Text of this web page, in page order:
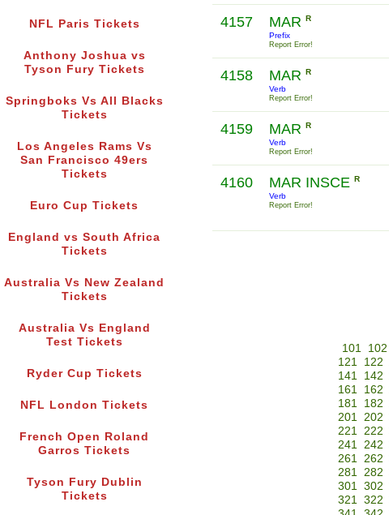
NFL Paris Tickets
Anthony Joshua vs
Tyson Fury Tickets
Springboks Vs All Blacks
Tickets
Los Angeles Rams Vs
San Francisco 49ers
Tickets
Euro Cup Tickets
England vs South Africa
Tickets
Australia Vs New Zealand
Tickets
Australia Vs England
Test Tickets
Ryder Cup Tickets
NFL London Tickets
French Open Roland
Garros Tickets
Tyson Fury Dublin
Tickets
4157 MAR R
Prefix
Report Error!
4158 MAR R
Verb
Report Error!
4159 MAR R
Verb
Report Error!
4160 MAR INSCE R
Verb
Report Error!
101 102
121
122
141
142
161
162
181
182
201 202
221 222
241 242
261 262
281 282
301 302
321 322